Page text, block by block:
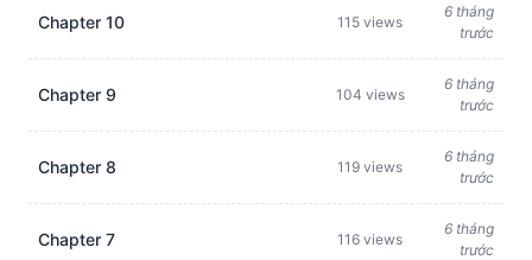
Chapter 10 115 views
6 tháng
trước
Chapter 9 104 views
6 tháng
trước
Chapter 8 119 views
6 tháng
trước
Chapter 7 116 views
6 tháng
trước